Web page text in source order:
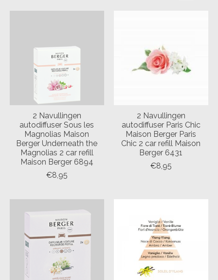
2 Navullingen
autodiffuser Sous les
Magnolias Maison
Berger Underneath the
Magnolias 2 car refill
Maison Berger 6894
€8,95
2 Navullingen
autodiffuser Paris Chic
Maison Berger Paris
Chic 2 car refill Maison
Berger 6431
€8,95